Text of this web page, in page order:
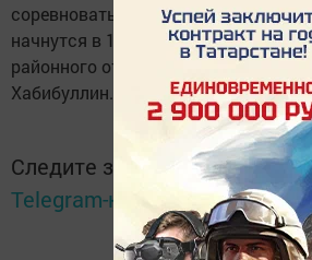
соревноваться в 16 весовых
начнутся в 10.00 часов, - сообщает
районного отдела по делам
Хабибуллин.
Следите за самым важным
Telegram-канале
Татмедиа